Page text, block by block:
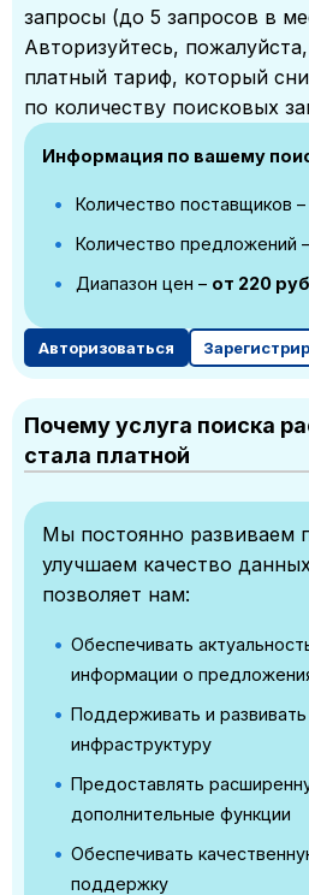
запросы (до 5 запросов в
Авторизуйтесь,
платный тариф, который
по количеству поисковых
Информация по вашему
Количество поставщиков –
Количество предложений –
Диапазон цен – от 220
Авторизоваться
Почему услуга поиска
стала платной
Мы постоянно развиваем
улучшаем качество
позволяет нам:
Обеспечивать
информации о
Поддерживать и
инфраструктуру
Предоставлять
дополнительные функции
Обеспечивать
поддержку